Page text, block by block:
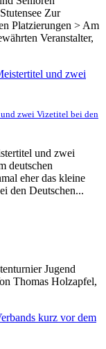
Zur
Platzierungen > Am
Veranstalter,
zwei Vizetitel bei den
und zwei
deutschen
eher das kleine
den Deutschen...
Jugend
Thomas Holzapfel,